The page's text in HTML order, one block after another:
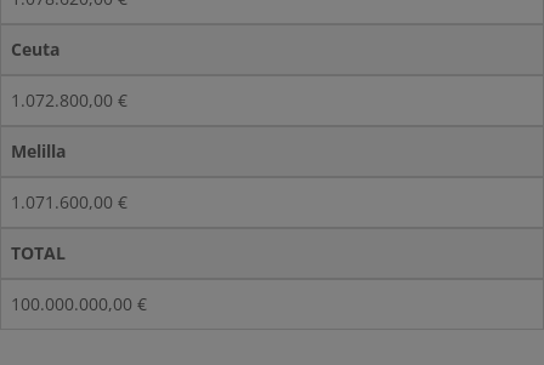
Ceuta
1.072.800,00 €
Melilla
1.071.600,00 €
TOTAL
100.000.000,00 €